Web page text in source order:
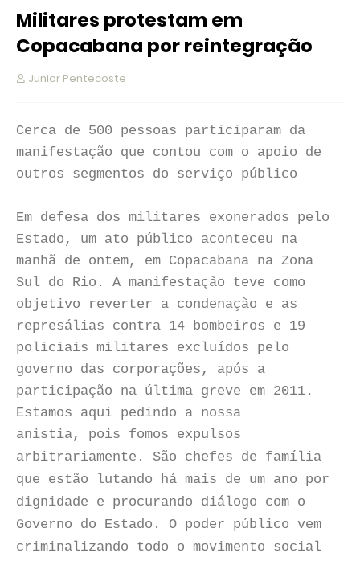
CRÍTICO
Militares protestam em
Copacabana por reintegração
Junior Pentecoste
Cerca de 500 pessoas participaram da
manifestação que contou com o apoio de
outros segmentos do serviço público
Em defesa dos militares exonerados pelo
Estado, um ato público aconteceu na
manhã de ontem, em Copacabana na Zona
Sul do Rio. A manifestação teve como
objetivo reverter a condenação e as
represálias contra 14 bombeiros e 19
policiais militares excluídos pelo
governo das corporações, após a
participação na última greve em 2011.
Estamos aqui pedindo a nossa
anistia, pois fomos expulsos
arbitrariamente. São chefes de família
que estão lutando há mais de um ano por
dignidade e procurando diálogo com o
Governo do Estado. O poder público vem
criminalizando todo o movimento social